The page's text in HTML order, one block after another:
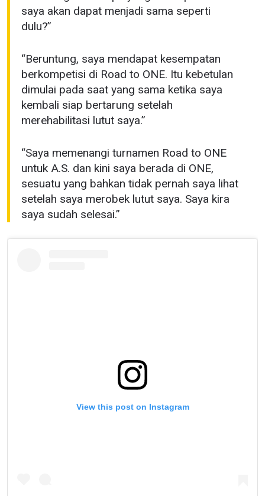
saya akan dapat menjadi sama seperti
dulu?”
“Beruntung, saya mendapat kesempatan
berkompetisi di Road to ONE. Itu kebetulan
dimulai pada saat yang sama ketika saya
kembali siap bertarung setelah
merehabilitasi lutut saya.”
“Saya memenangi turnamen Road to ONE
untuk A.S. dan kini saya berada di ONE,
sesuatu yang bahkan tidak pernah saya lihat
setelah saya merobek lutut saya. Saya kira
saya sudah selesai.”
View this post on Instagram
Dengan mengirimkan formulir ini, anda menyetujui
pengumpulan, penggunaan dan pembukaan informasi
anda berdasarkanKebijakan Privasi kami. Anda dapat
membatalkan (unsubscribe) dari jenis komunikasi ini
kapan saja.